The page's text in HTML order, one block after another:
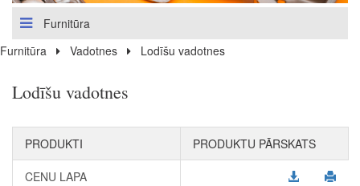
Furnitūra
Furnitūra
Vadotnes Lodīšu vadotnes
Lodīšu vadotnes
PRODUKTI PRODUKTU PĀRSKATS
CENU LAPA